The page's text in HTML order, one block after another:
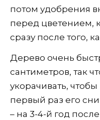
потом удобрения
перед цветением,
сразу после того,
Дерево очень
сантиметров, так
укорачивать,
первый раз его
– на 3-4-й год